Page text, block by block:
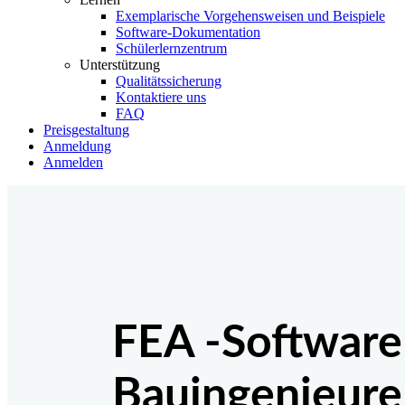
Exemplarische Vorgehensweisen und Beispiele
Software-Dokumentation
Schülerlernzentrum
Unterstützung
Qualitätssicherung
Kontaktiere uns
FAQ
Preisgestaltung
Anmeldung
Anmelden
FEA -
Bauingenieure